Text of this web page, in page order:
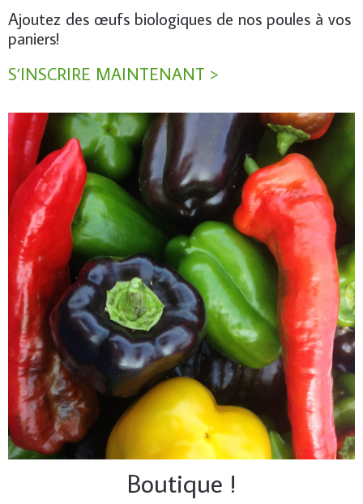
Ajoutez des œufs biologiques de nos poules à vos
paniers!
S’INSCRIRE MAINTENANT >
Boutique !